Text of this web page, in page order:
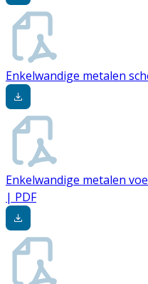
Enkelwandige metalen
Enkelwandige metalen
| PDF